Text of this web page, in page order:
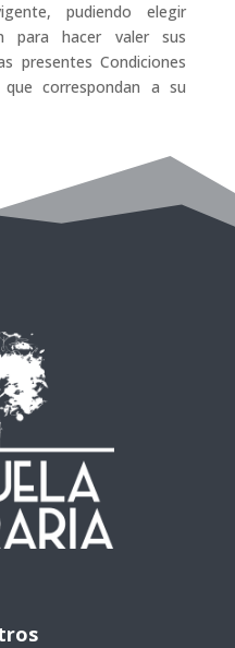
pudiendo elegir
para hacer valer sus
presentes Condiciones
correspondan a su